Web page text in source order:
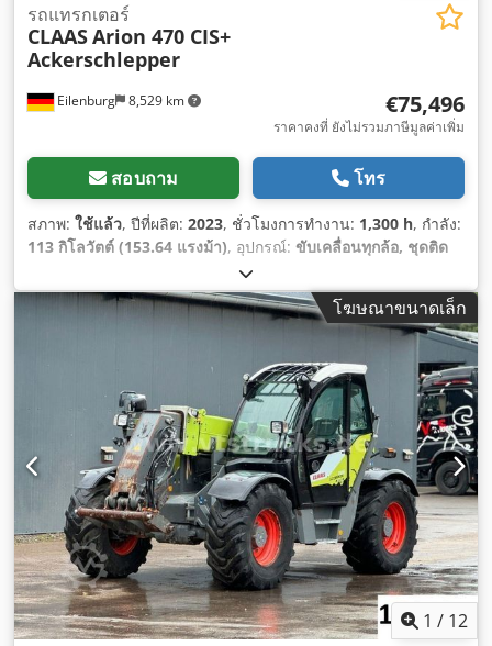
Eilenburg 8,529 km
รถแทรกเตอร์
CLAASArion 470 CIS+
Ackerschlepper
€75,496
ราคาคงที่ ยังไม่รวมภาษีมูลค่าเพิ่ม
สอบถาม โทร
สภาพ: ใช้แล้ว, ปีที่ผลิต: 2023, ชั่วโมงการทำงาน: 1,300 h, กำลัง:
113 กิโลวัตต์ (153.64 แรงม้า), อุปกรณ์: ขับเคลื่อนทุกล้อ, ชุดติด
โฆษณาขนาดเล็ก
1 / 12